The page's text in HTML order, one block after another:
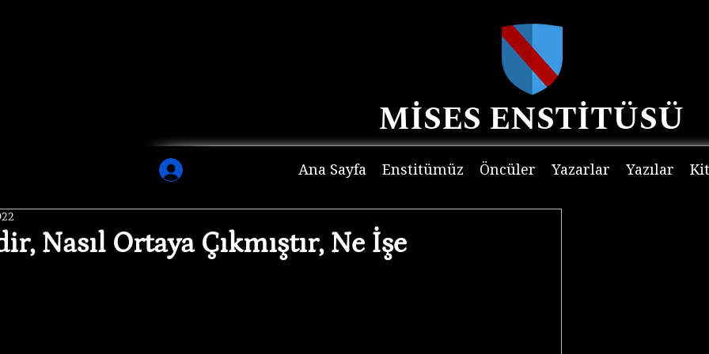
MİSES ENSTİTÜSÜ
Ana Sayfa Enstitümüz Öncüler Yazarlar Yazılar
Nasıl Ortaya Çıkmıştır, Ne İşe